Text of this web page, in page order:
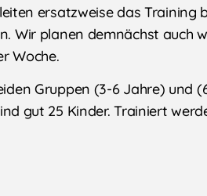
ersatzweise das Training
Wir planen demnächst auch
Woche.
Gruppen (3-6 Jahre) und
gut 25 Kinder. Trainiert